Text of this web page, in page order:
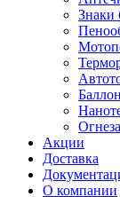
Знаки
Акции
Доставка
О компании